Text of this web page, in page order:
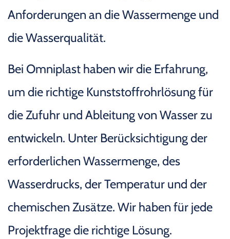
Anforderungen an die Wassermenge und
die Wasserqualität.
Bei Omniplast haben wir die Erfahrung,
um die richtige Kunststoffrohrlösung für
die Zufuhr und Ableitung von Wasser zu
entwickeln. Unter Berücksichtigung der
erforderlichen Wassermenge, des
Wasserdrucks, der Temperatur und der
chemischen Zusätze. Wir haben für jede
Projektfrage die richtige Lösung.